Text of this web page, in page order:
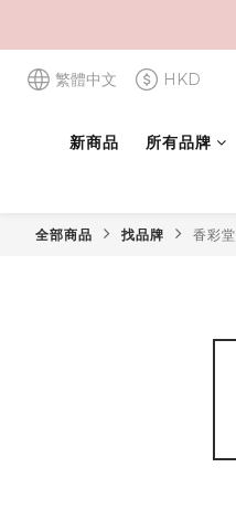
繁體中文 HKD
新商品 所有品牌
全部商品 找品牌 香彩堂